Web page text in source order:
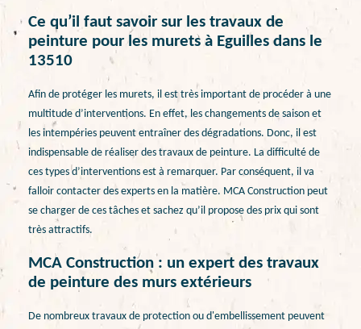
Ce qu’il faut savoir sur les travaux de
peinture pour les murets à Eguilles dans le
13510
Afin de protéger les murets, il est très important de procéder à une
multitude d’interventions. En effet, les changements de saison et
les intempéries peuvent entraîner des dégradations. Donc, il est
indispensable de réaliser des travaux de peinture. La difficulté de
ces types d’interventions est à remarquer. Par conséquent, il va
falloir contacter des experts en la matière. MCA Construction peut
se charger de ces tâches et sachez qu’il propose des prix qui sont
très attractifs.
MCA Construction : un expert des travaux
de peinture des murs extérieurs
De nombreux travaux de protection ou d'embellissement peuvent